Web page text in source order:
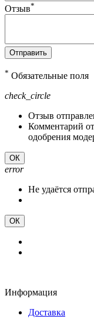
Отзыв*
Отправить
* Обязательные поля
check_circle
Отзыв
Комментарий
одобрения
ОК
error
Не удаётся
ОК
Информация
Доставка